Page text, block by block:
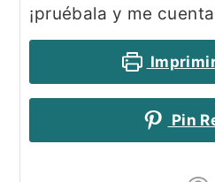
¡pruébala y me
Pin